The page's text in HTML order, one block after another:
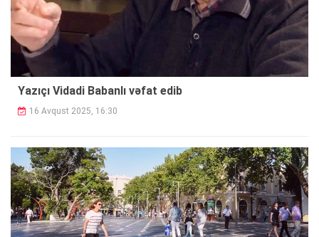
Yazıçı Vidadi Babanlı vəfat edib
16 Avqust 2025, 16:30